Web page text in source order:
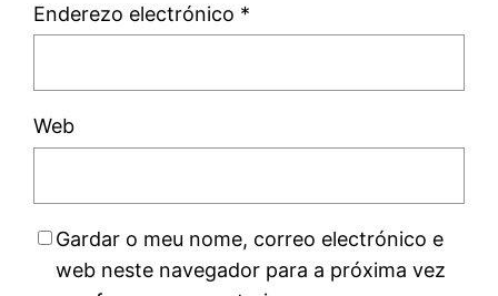
Enderezo electrónico *
Web
Gardar o meu nome, correo electrónico e
web neste navegador para a próxima vez